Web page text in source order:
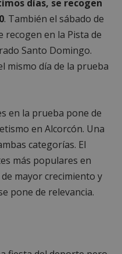
días, se recogen
. También el sábado de
recogen en la Pista de
Santo Domingo.
mismo día de la prueba
en la prueba pone de
en Alcorcón. Una
categorías. El
más populares en
mayor crecimiento y
pone de relevancia.